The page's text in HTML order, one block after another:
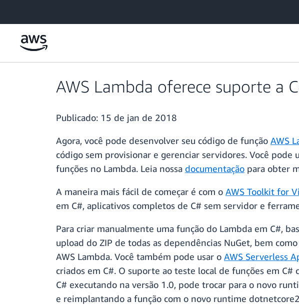
AWS Lambda oferece suporte a
Publicado: 15 de jan de 2018
Agora, você pode desenvolver seu código de função AWS
código sem provisionar e gerenciar servidores. Você pode
funções no Lambda. Leia nossa documentação para obter
A maneira mais fácil de começar é com o AWS Toolkit for
em C#, aplicativos completos de C# sem servidor e
Para criar manualmente uma função do Lambda em C#,
upload do ZIP de todas as dependências NuGet, bem
AWS Lambda. Você também pode usar o AWS Serverless
criados em C#. O suporte ao teste local de funções em C#
C# executando na versão 1.0, pode trocar para o novo
e reimplantando a função com o novo runtime